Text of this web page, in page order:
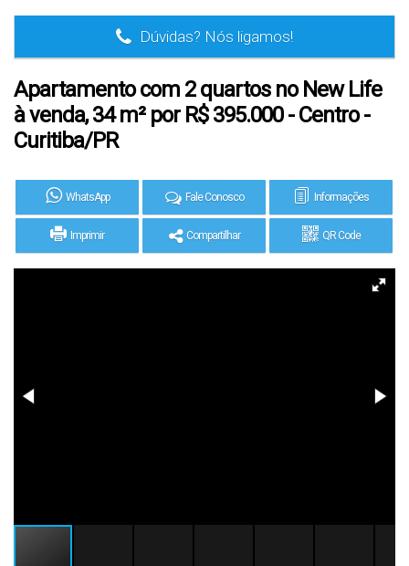
Dúvidas? Nós ligamos!
Apartamento com 2 quartos no New Life
à venda, 34 m² por R$ 395.000 - Centro -
Curitiba/PR
WhatsApp Fale Conosco Informações
Imprimir Compartilhar QR Code